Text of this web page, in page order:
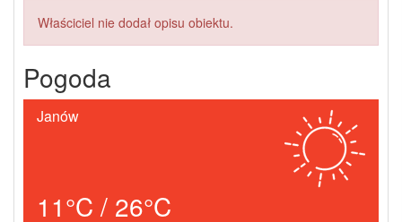
Właściciel nie dodał opisu obiektu.
Pogoda
Janów
11°C / 26°C